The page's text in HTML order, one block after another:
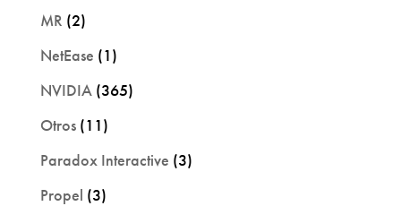
MR (2)
NetEase (1)
NVIDIA (365)
Otros(11)
Paradox Interactive (3)
Propel (3)